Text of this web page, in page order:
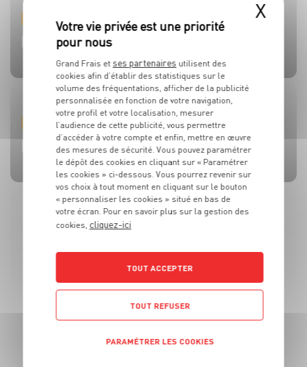
TOMATES
BRUSCHETTA FRAISES TOMATES MOZZA
ACTUALITE
L’HUILE QUI FAIT TOUTE LA DIFFÉRENCE !
BEAUFORT AOP
SALADE MOZZARELLA, PÊCHE ET AVOCAT
CÔTE DE BŒUF
CÔTE DE BOEUF AU ROQUEFORT
MOULES DE BOUCHOT AOP DE LA BAIE DU MONT-SAINT-
BROCHETTES DE SARDINES ET SAUCE À LA MENTHE
Suivez-nous
X
Grand Frais et ses partenaires utilisent des
cookies afin d’établir des statistiques sur le
volume des fréquentations, afficher de la publicité
personnalisée en fonction de votre navigation,
votre profil et votre localisation, mesurer
l’audience de cette publicité, vous permettre
d’accéder à votre compte et enfin, mettre en œuvre
des mesures de sécurité. Vous pouvez paramétrer
le dépôt des cookies en cliquant sur « Paramétrer
les cookies » ci-dessous. Vous pourrez revenir sur
vos choix à tout moment en cliquant sur le bouton
« personnaliser les cookies » situé en bas de
votre écran. Pour en savoir plus sur la gestion des
cookies, cliquez-ici
TOUT ACCEPTER
TOUT REFUSER
PARAMÉTRER LES COOKIES